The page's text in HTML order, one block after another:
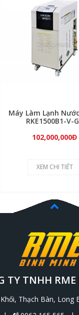
Máy Làm Lạnh
RKE1500B1-V-
102,000,000Đ
XEM CHI TIẾT
TY TNHH
Thạch Bàn, Long